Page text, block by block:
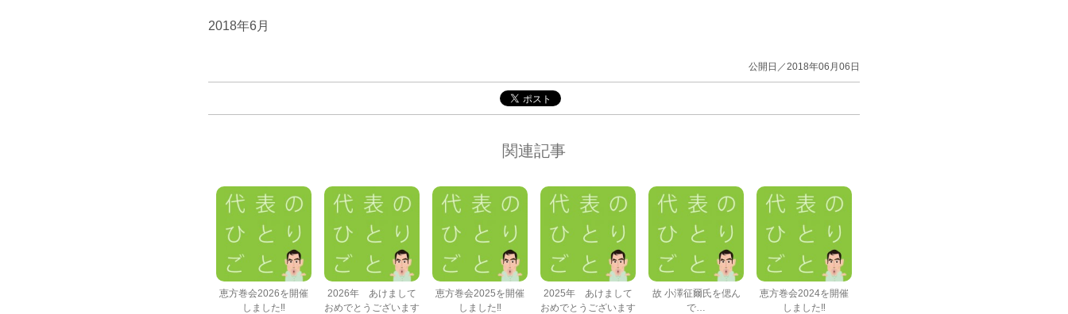
2018年6月
公開日／2018年06月06日
関連記事
恵方巻会2026を開催
しました‼
2026年 あけまして
おめでとうございます
恵方巻会2025を開催
しました‼
2025年 あけまして
おめでとうございます
故 小澤征爾氏を偲ん
で…
恵方巻会2024を開催
しました‼